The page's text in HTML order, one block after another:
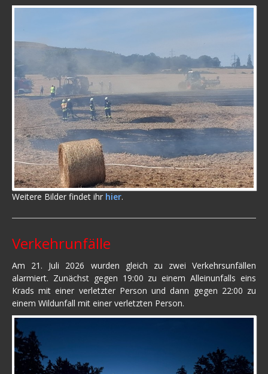
Weitere Bilder findet ihr hier.
Verkehrunfälle
Am 21. Juli 2026 wurden gleich zu zwei Verkehrsunfällen
alarmiert. Zunächst gegen 19:00 zu einem Alleinunfalls eins
Krads mit einer verletzter Person und dann gegen 22:00 zu
einem Wildunfall mit einer verletzten Person.